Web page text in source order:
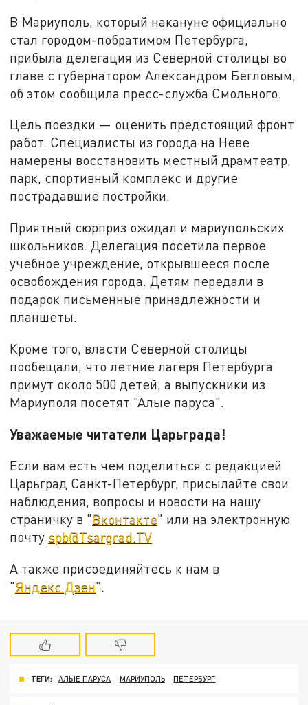
В Мариуполь, который накануне официально
стал городом-побратимом Петербурга,
прибыла делегация из Северной столицы во
главе с губернатором Александром Бегловым,
об этом сообщила пресс-служба Смольного.
Цель поездки — оценить предстоящий фронт
работ. Специалисты из города на Неве
намерены восстановить местный драмтеатр,
парк, спортивный комплекс и другие
пострадавшие постройки.
Приятный сюрприз ожидал и мариупольских
школьников. Делегация посетила первое
учебное учреждение, открывшееся после
освобождения города. Детям передали в
подарок письменные принадлежности и
планшеты.
Кроме того, власти Северной столицы
пообещали, что летние лагеря Петербурга
примут около 500 детей, а выпускники из
Мариуполя посетят "Алые паруса".
Уважаемые читатели Царьграда!
Если вам есть чем поделиться с редакцией
Царьград Санкт-Петербург, присылайте свои
наблюдения, вопросы и новости на нашу
страничку в "Вконтакте" или на электронную
почту spb@Tsargrad.TV
А также присоединяйтесь к нам в
"Яндекс.Дзен".
ТЕГИ: АЛЫЕ ПАРУСА МАРИУПОЛЬ ПЕТЕРБУРГ